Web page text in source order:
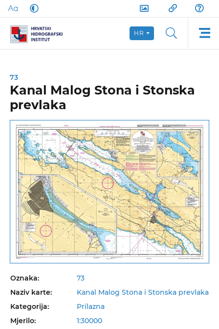
HR
Oznaka:
73
Naziv karte:
Kanal Malog Stona i Stonska prevlaka
Kategorija:
Prilazna
Mjerilo:
1:30000
73
Kanal Malog Stona i Stonska
prevlaka